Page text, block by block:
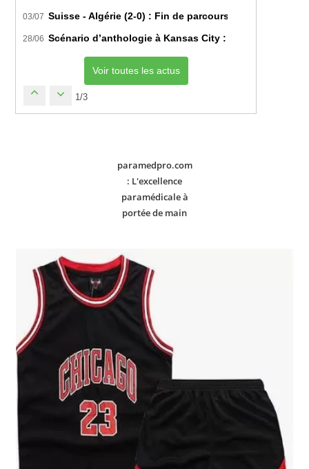
03/07 Suisse - Algérie (2-0) : Fin de parcours pour les
28/06 Scénario d’anthologie à Kansas City : L’Algérie
Voir toutes les actus
1/3
paramedpro.com
: L'excellence
paramédicale à
portée de main